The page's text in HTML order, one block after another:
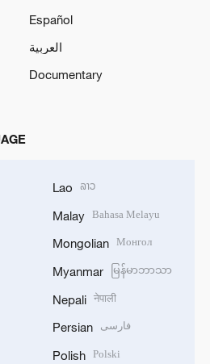
Español
العربية
Documentary
Lao ລາວ
Malay Bahasa Melayu
Mongolian Монгол
Myanmar မြန်မာဘာသာ
Nepali नेपाली
Persian فارسی
Polish Polski